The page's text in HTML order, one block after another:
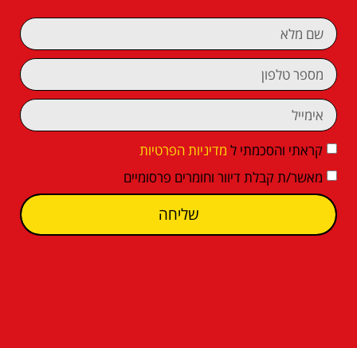
קראתי והסכמתי ל מדיניות הפרטיות
מאשר/ת קבלת דיוור וחומרים פרסומיים
שליחה